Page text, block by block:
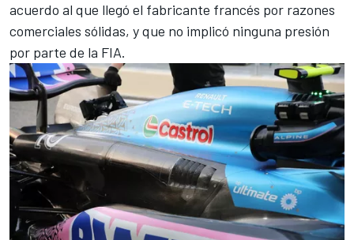
acuerdo al que llegó el fabricante francés por razones
comerciales sólidas, y que no implicó ninguna presión
por parte de la FIA.